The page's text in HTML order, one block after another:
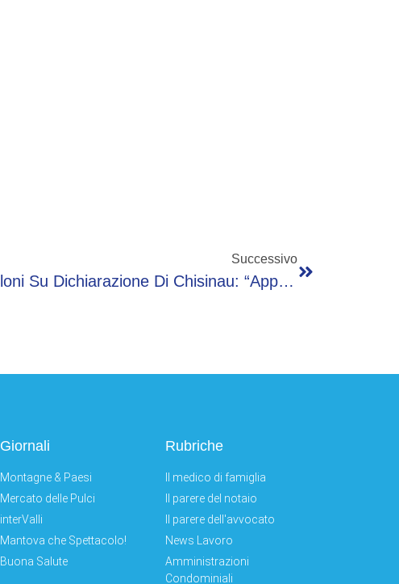
Successivo
Migranti, Meloni Su Dichiarazione Di Chisinau: “Approccio Italiano È Ormai Anche Quello Dell’Europa”
Giornali
Montagne & Paesi
Mercato delle Pulci
interValli
Mantova che Spettacolo!
Buona Salute
Rubriche
Il medico di famiglia
Il parere del notaio
Il parere dell'avvocato
News Lavoro
Amministrazioni
Condominiali